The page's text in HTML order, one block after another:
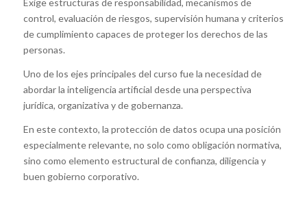
Exige estructuras de responsabilidad, mecanismos de
control, evaluación de riesgos, supervisión humana y criterios
de cumplimiento capaces de proteger los derechos de las
personas.
Uno de los ejes principales del curso fue la necesidad de
abordar la inteligencia artificial desde una perspectiva
jurídica, organizativa y de gobernanza.
En este contexto, la protección de datos ocupa una posición
especialmente relevante, no solo como obligación normativa,
sino como elemento estructural de confianza, diligencia y
buen gobierno corporativo.